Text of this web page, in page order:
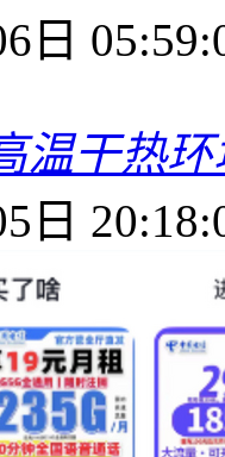
日
温干热
日